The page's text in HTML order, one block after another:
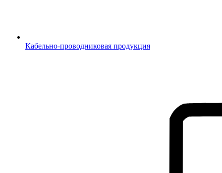
Кабельно-проводниковая продукция